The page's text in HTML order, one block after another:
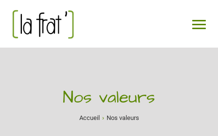
Nos valeurs
Accueil › Nos valeurs